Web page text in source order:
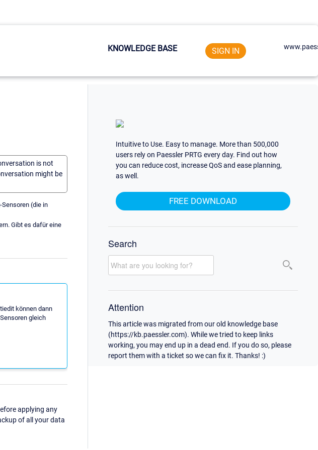
KNOWLEDGE BASE SIGN IN
is not
might be
(die in
Gibt es dafür eine
können dann
gleich
applying any
of all your data
Intuitive to Use. Easy to manage. More than 500,000
users rely on Paessler PRTG every day. Find out how
you can reduce cost, increase QoS and ease planning,
as well.
FREE DOWNLOAD
Search
Attention
This article was migrated from our old knowledge base
(https://kb.paessler.com). While we tried to keep links
working, you may end up in a dead end. If you do so, please
report them with a ticket so we can fix it. Thanks! :)